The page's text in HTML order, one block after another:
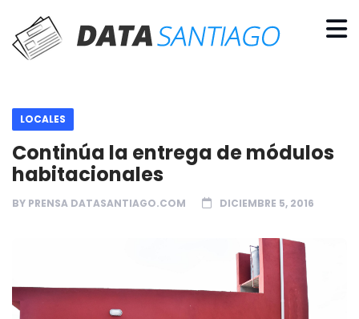
LOCALES
Continúa la entrega de módulos
habitacionales
BY PRENSA DATASANTIAGO.COM DICIEMBRE 5, 2016